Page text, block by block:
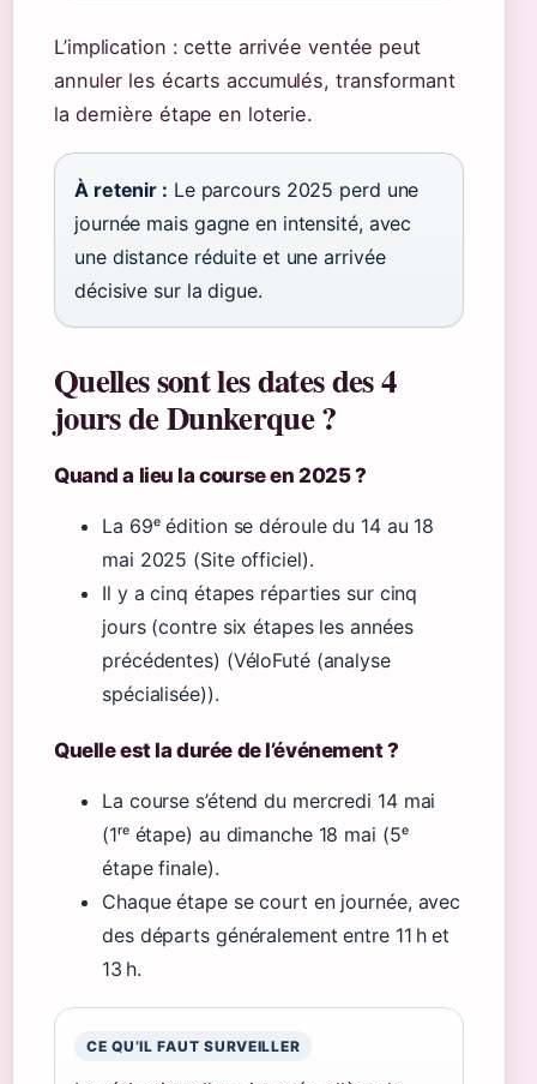
L’implication : cette arrivée ventée peut
annuler les écarts accumulés, transformant
la dernière étape en loterie.
À retenir : Le parcours 2025 perd une
journée mais gagne en intensité, avec
une distance réduite et une arrivée
décisive sur la digue.
Quelles sont les dates des 4
jours de Dunkerque ?
Quand a lieu la course en 2025 ?
La 69ᵉ édition se déroule du 14 au 18
mai 2025 (Site officiel).
Il y a cinq étapes réparties sur cinq
jours (contre six étapes les années
précédentes) (VéloFuté (analyse
spécialisée)).
Quelle est la durée de l’événement ?
La course s’étend du mercredi 14 mai
(1ʳᵉ étape) au dimanche 18 mai (5ᵉ
étape finale).
Chaque étape se court en journée, avec
des départs généralement entre 11 h et
13 h.
CE QU’IL FAUT SURVEILLER